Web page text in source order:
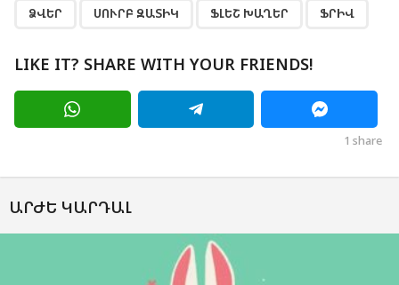
ՁՎԵՐ ՍՈՒՐԲ ԶԱՏԻԿ ՖԼԵՇ ԽԱՂԵՐ ՖՐԻՎ
LIKE IT? SHARE WITH YOUR FRIENDS!
1 share
ԱՐԺԵ ԿԱՐԴԱԼ